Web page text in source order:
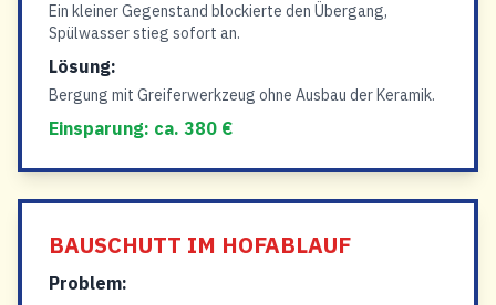
Ein kleiner Gegenstand blockierte den Übergang,
Spülwasser stieg sofort an.
Lösung:
Bergung mit Greiferwerkzeug ohne Ausbau der Keramik.
Einsparung: ca. 380 €
BAUSCHUTT IM HOFABLAUF
Problem: